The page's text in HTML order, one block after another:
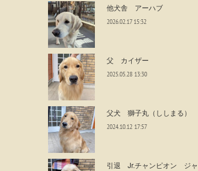
他犬舎 アーハブ
2026.02.17 15:32
父 カイザー
2025.05.28 13:30
父犬 獅子丸（ししまる）
2024.10.12 17:57
引退 Jr.チャンピオン ジャ